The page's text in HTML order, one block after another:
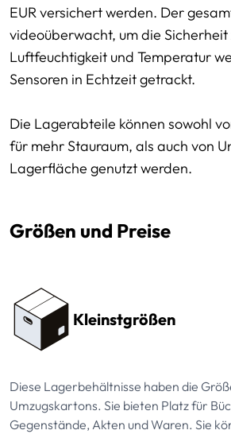
EUR versichert werden. Der
videoüberwacht, um die
Luftfeuchtigkeit und Temperatur
Sensoren in Echtzeit getrackt.
Die Lagerabteile können sowohl
für mehr Stauraum, als auch von
Lagerfläche genutzt werden.
Größen und Preise
Kleinstgrößen
Diese Lagerbehältnisse haben die
Umzugskartons. Sie bieten Platz für
Gegenstände, Akten und Waren. Sie